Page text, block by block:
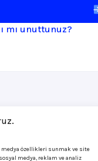
özellikleri sunmak ve site
medya, reklam ve analiz
mı unuttunuz?